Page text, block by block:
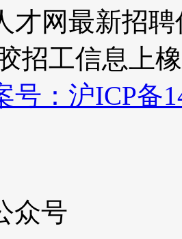
才网最新招聘
招工信息上
号：沪ICP备
众号